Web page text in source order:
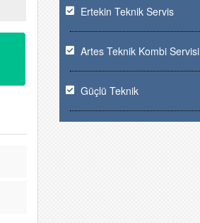
Ertekin Teknik Servis
Artes Teknik Kombi Servisi
Güçlü Teknik